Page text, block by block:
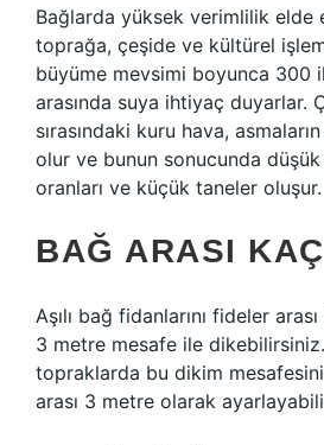
Bağlarda yüksek verimlilik elde
toprağa, çeşide ve kültürel
büyüme mevsimi boyunca 300
arasında suya ihtiyaç duyarlar.
sırasındaki kuru hava,
olur ve bunun sonucunda
oranları ve küçük taneler oluşur.
BAĞ ARASI
Aşılı bağ fidanlarını fideler
3 metre mesafe ile
topraklarda bu dikim
arası 3 metre olarak